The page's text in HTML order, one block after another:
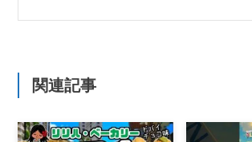
関連記事